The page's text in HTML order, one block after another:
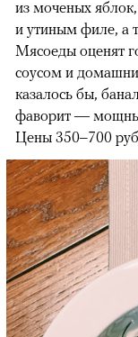
из моченых
и утиным филе, а
Мясоеды оценят
соусом и
казалось бы,
фаворит —
Цены 350–700